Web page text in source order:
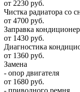
от 2230 руб.
Чистка радиатора со
от 4700 руб.
Заправка
от 1430 руб.
Диагностика
от 1360 руб.
Замена
- опор двигателя
от 1680 руб.
- приводного ремня